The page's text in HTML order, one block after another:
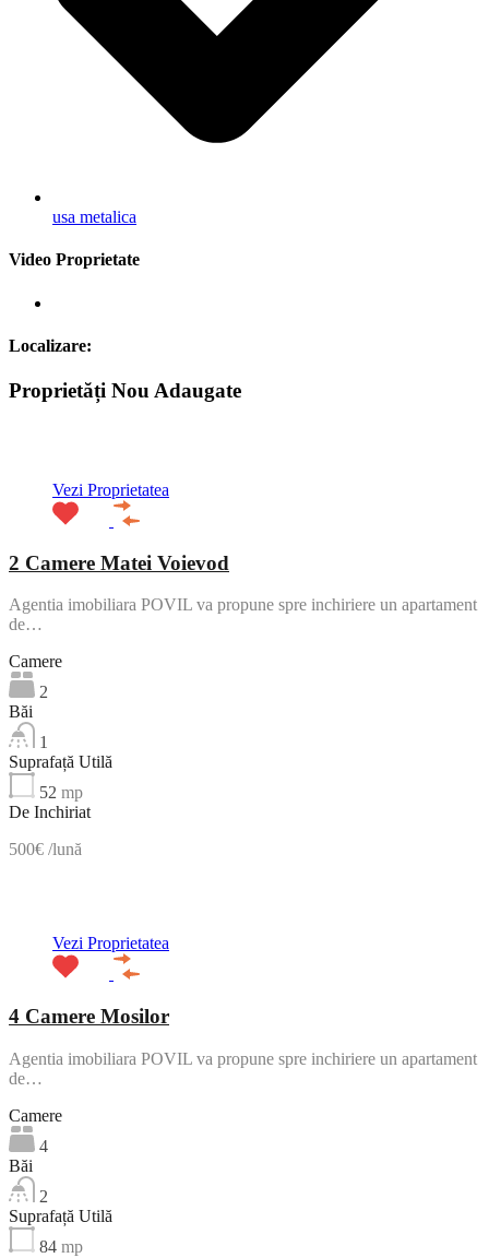
usa metalica
Video Proprietate
Localizare:
Proprietăți Nou Adaugate
Vezi Proprietatea
2 Camere Matei Voievod
Agentia imobiliara POVIL va propune spre inchiriere un apartament
de…
Camere
2
Băi
1
Suprafață Utilă
52 mp
De Inchiriat
500€ /lună
Vezi Proprietatea
4 Camere Mosilor
Agentia imobiliara POVIL va propune spre inchiriere un apartament
de…
Camere
4
Băi
2
Suprafață Utilă
84 mp